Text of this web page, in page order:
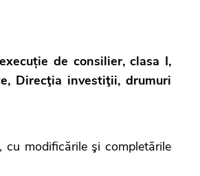
de consilier, clasa I,
Direcţia investiţii, drumuri
modificările şi completările